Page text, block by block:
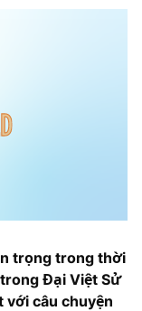
trọng trong thời
Đại Việt Sử
với câu chuyện